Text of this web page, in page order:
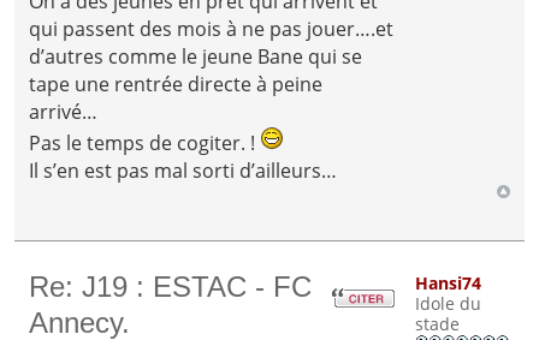
qui passent des mois à ne pas jouer….et
d’autres comme le jeune Bane qui se
tape une rentrée directe à peine
arrivé…
Pas le temps de cogiter. !
Il s’en est pas mal sorti d’ailleurs…
Re: J19 : ESTAC - FC
Annecy.
Hansi74
Idole du
stade